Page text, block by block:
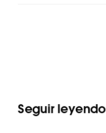
Seguir leyendo